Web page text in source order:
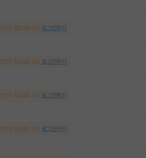
인이 필요합니다. 로그인하기
인이 필요합니다. 로그인하기
인이 필요합니다. 로그인하기
인이 필요합니다. 로그인하기